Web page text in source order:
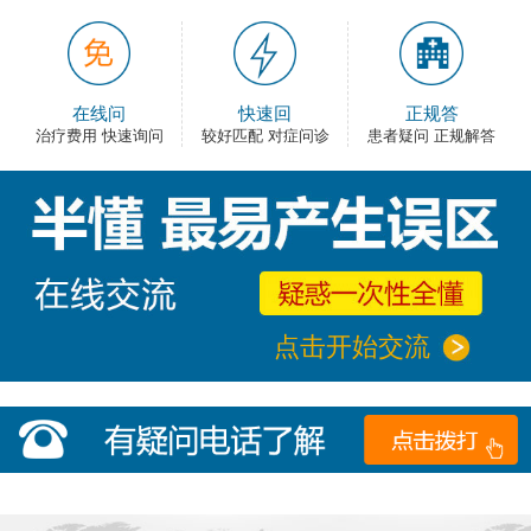
在线问
治疗费用 快速询问
快速回
较好匹配 对症问诊
正规答
患者疑问 正规解答
点击开始交流